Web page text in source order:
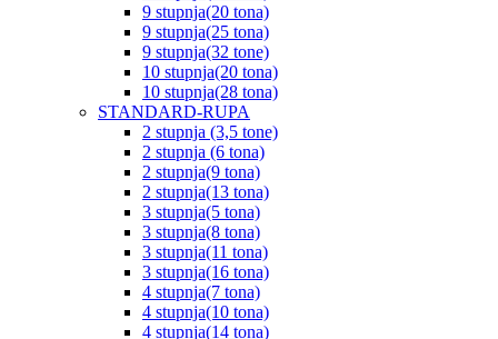
9 stupnja(20 tona)
9 stupnja(25 tona)
9 stupnja(32 tone)
10 stupnja(20 tona)
10 stupnja(28 tona)
STANDARD-RUPA
2 stupnja (3,5 tone)
2 stupnja (6 tona)
2 stupnja(9 tona)
2 stupnja(13 tona)
3 stupnja(5 tona)
3 stupnja(8 tona)
3 stupnja(11 tona)
3 stupnja(16 tona)
4 stupnja(7 tona)
4 stupnja(10 tona)
4 stupnja(14 tona)